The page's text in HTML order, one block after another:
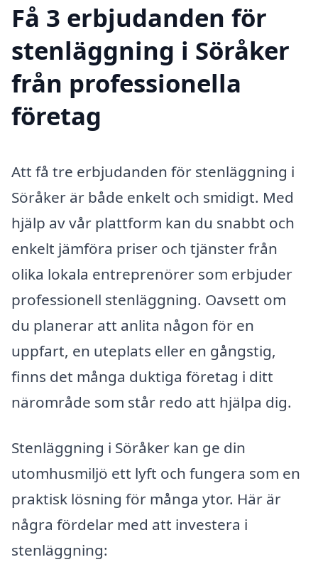
Få 3 erbjudanden för
stenläggning i Söråker
från professionella
företag
Att få tre erbjudanden för stenläggning i
Söråker är både enkelt och smidigt. Med
hjälp av vår plattform kan du snabbt och
enkelt jämföra priser och tjänster från
olika lokala entreprenörer som erbjuder
professionell stenläggning. Oavsett om
du planerar att anlita någon för en
uppfart, en uteplats eller en gångstig,
finns det många duktiga företag i ditt
närområde som står redo att hjälpa dig.
Stenläggning i Söråker kan ge din
utomhusmiljö ett lyft och fungera som en
praktisk lösning för många ytor. Här är
några fördelar med att investera i
stenläggning: